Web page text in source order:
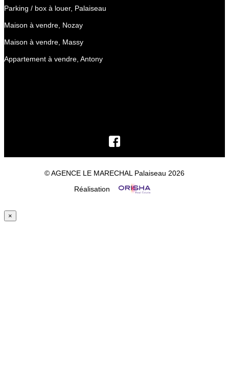
Parking / box à louer, Palaiseau
Maison à vendre, Nozay
Maison à vendre, Massy
Appartement à vendre, Antony
© AGENCE LE MARECHAL Palaiseau 2026
Réalisation
×